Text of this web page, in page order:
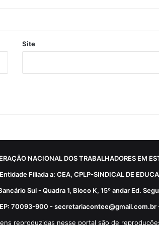
Site
NACIONAL DOS TRABALHADORES EM
Entidade Filiada a: CEA, CPLP-SINDICAL DE
Sul - Quadra 1, Bloco K, 15º andar Ed.
70093-900 - secretariacontee@gmail.com.br
reproduzidas nesse portal são de